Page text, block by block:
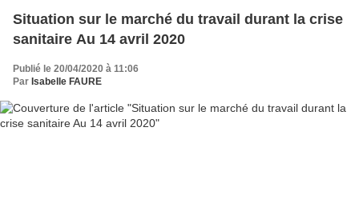
Situation sur le marché du travail durant la crise
sanitaire Au 14 avril 2020
Publié le 20/04/2020 à 11:06
Par Isabelle FAURE